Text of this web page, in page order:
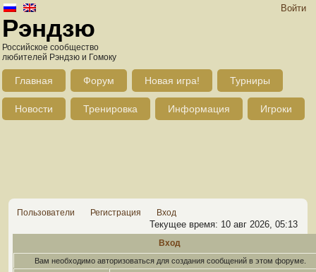
Войти
Рэндзю
Российское сообщество
любителей Рэндзю и Гомоку
Главная Форум Новая игра! Турниры
Новости Тренировка Информация Игроки
Пользователи Регистрация Вход
Текущее время: 10 авг 2026, 05:13
Вход
Вам необходимо авторизоваться для создания сообщений в этом форуме.